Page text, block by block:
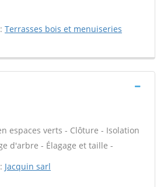
Terrasses bois et menuiseries
espaces verts - Clôture - Isolation
d'arbre - Élagage et taille -
Jacquin sarl